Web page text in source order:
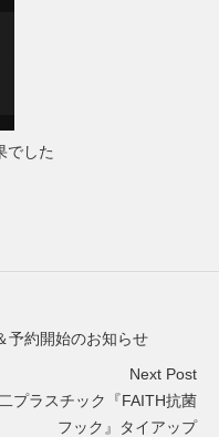
でした
予約開始のお知らせ
Next Post
プラスチック『FAITH抗菌
フック』タイアップ